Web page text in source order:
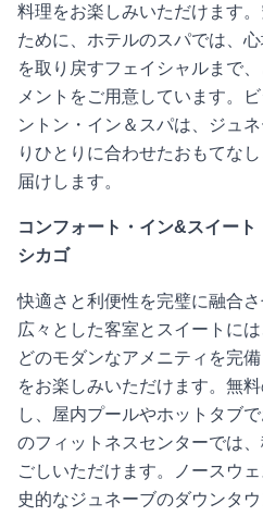
料理をお楽しみいただけます
ために、ホテルのスパでは、
を取り戻すフェイシャルまで
メントをご用意しています。
ントン・イン＆スパは、ジュ
りひとりに合わせたおもてな
届けします。
コンフォート・イン&スイート
シカゴ
快適さと利便性を完璧に融合
広々とした客室とスイートに
どのモダンなアメニティを完
をお楽しみいただけます。無
し、屋内プールやホットタブ
のフィットネスセンターでは
ごしいただけます。ノースウ
史的なジュネーブのダウンタ